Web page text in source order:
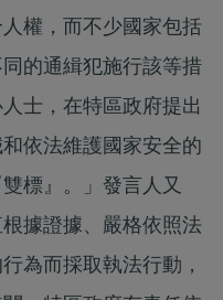
權，而不少國家包括
的通緝犯施行該等措
士，在特區政府提出
依法維護國家安全的
標』。」發言人又
據證據、嚴格依照法
為而採取執法行動，